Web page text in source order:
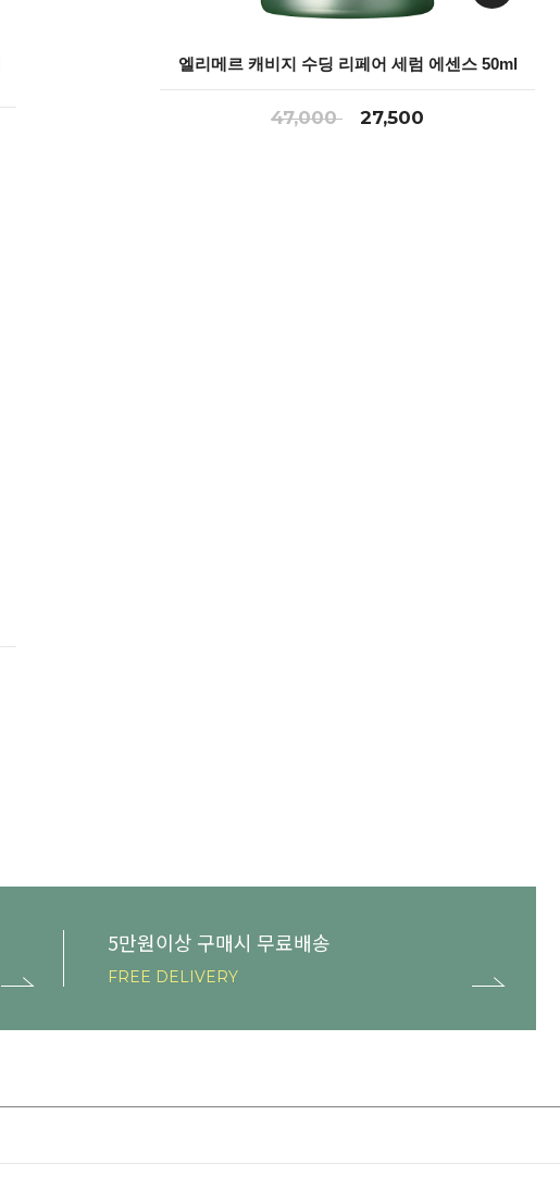
엘리메르 캐비지 수딩 리페어 세럼 에센스 50ml
47,000 27,500
5만원이상 구매시 무료배송
FREE DELIVERY